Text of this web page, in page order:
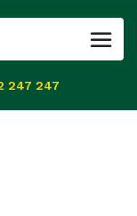
247 247